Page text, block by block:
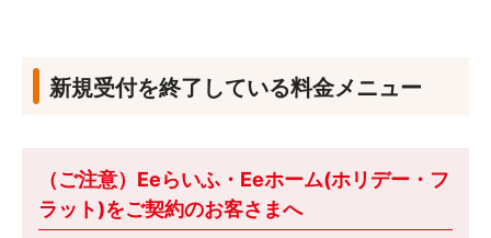
新規受付を終了している料金メニュー
（ご注意）Eeらいふ・Eeホーム(ホリデー・フ
ラット)をご契約のお客さまへ